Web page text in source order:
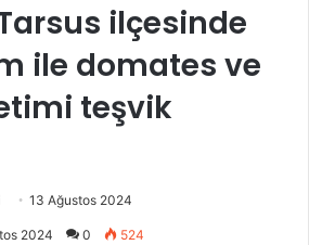
ilçesinde
ile domates ve
teşvik
Bir
13 Ağustos 2024
2024 0 524